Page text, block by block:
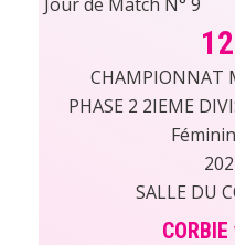
12
CHAMPIONNAT
PHASE 2 2IEME
SALLE DU